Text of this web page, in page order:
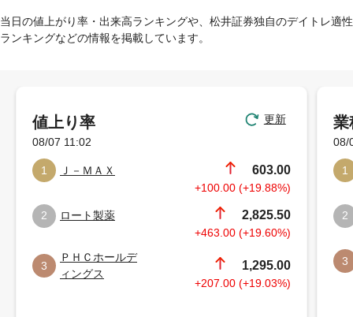
当日の値上がり率・出来高ランキングや、松井証券独自のデイトレ適性
ランキングなどの情報を掲載しています。